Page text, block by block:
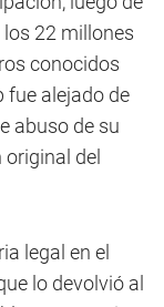
22 millones
conocidos
fue alejado de
abuso de su
original del
legal en el
lo devolvió al